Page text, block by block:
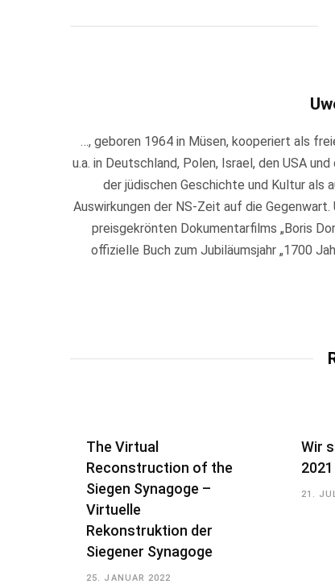
…, geboren 1964 in Müsen, kooperiert als
u.a. in Deutschland, Polen, Israel, den USA
der jüdischen Geschichte und Kultur als
Auswirkungen der NS-Zeit auf die
preisgekrönten Dokumentarfilms „Boris
offizielle Buch zum Jubiläumsjahr „1700
The Virtual
Reconstruction of the
Siegen Synagoge –
Virtuelle
Rekonstruktion der
Siegener Synagoge
25. JANUAR 2022
Wir
21.